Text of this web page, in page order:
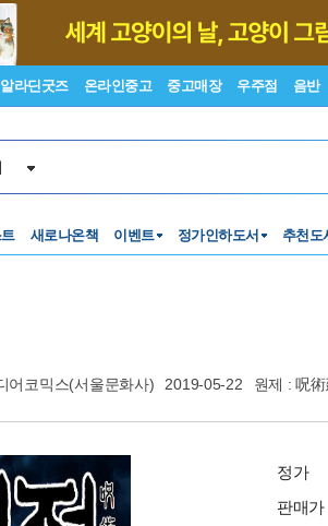
알라딘굿즈 온라인중고 중고매장 우주점 음반
새로나온책 이벤트 정가인하도서 추천도
어코믹스(서울문화사) 2019-05-22 원제 : 呪
정가
판매가